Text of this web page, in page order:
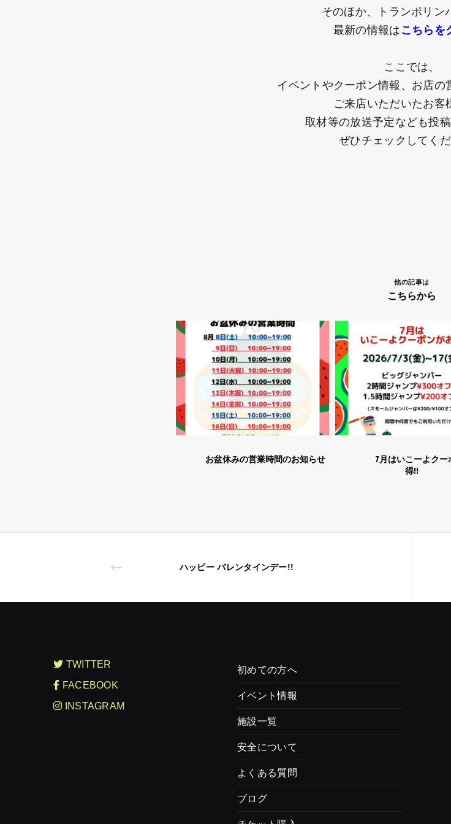
そのほか、トランポリン
最新の情報は こちらを
ここでは、
イベントやクーポン情報 、 お店の
ご来店いただいたお客
取材等の放送予定なども投稿
ぜひチェックしてくだ
他の記事は
こちらから
お盆休みの営業時間のお知らせ
7月はいこーよクー
得!!
ハッピー バレンタインデー!!
TWITTER
FACEBOOK
INSTAGRAM
初めての方へ
イベント情報
施設一覧
安全について
よくある質問
ブログ